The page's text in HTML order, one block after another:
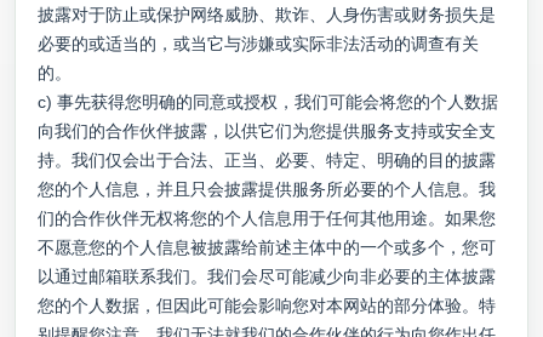
披露对于防止或保护网络威胁、欺诈、人身伤害或财务损失是
必要的或适当的，或当它与涉嫌或实际非法活动的调查有关
的。
c) 事先获得您明确的同意或授权，我们可能会将您的个人数据
向我们的合作伙伴披露，以供它们为您提供服务支持或安全支
持。我们仅会出于合法、正当、必要、特定、明确的目的披露
您的个人信息，并且只会披露提供服务所必要的个人信息。我
们的合作伙伴无权将您的个人信息用于任何其他用途。如果您
不愿意您的个人信息被披露给前述主体中的一个或多个，您可
以通过邮箱联系我们。我们会尽可能减少向非必要的主体披露
您的个人数据，但因此可能会影响您对本网站的部分体验。特